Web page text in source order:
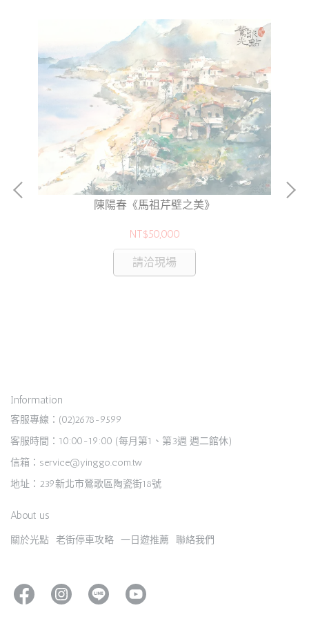
陳陽春《馬祖芹壁之美》
NT$50,000
請洽現場
Information
客服專線：(02)2678-9599
客服時間：10:00-19:00 (每月第1、第3週 週二館休)
信箱：service@yinggo.com.tw
地址：239新北市鶯歌區陶瓷街18號
About us
關於光點 老街停車攻略 一日遊推薦 聯絡我們